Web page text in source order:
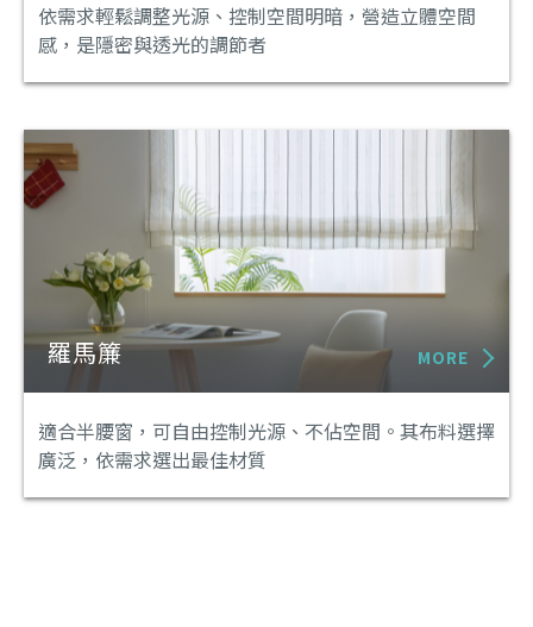
依需求輕鬆調整光源、控制空間明暗，營造立體空間
感，是隱密與透光的調節者
羅馬簾 MORE
適合半腰窗，可自由控制光源、不佔空間。其布料選擇
廣泛，依需求選出最佳材質